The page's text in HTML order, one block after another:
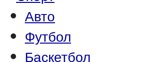
Авто
Футбол
Баскетбол